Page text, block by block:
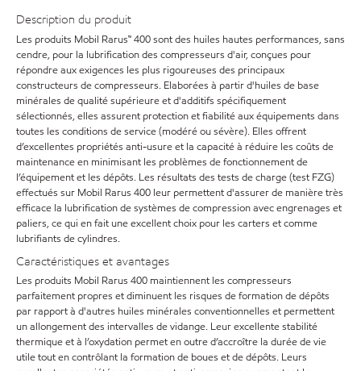
Description du produit
Les produits Mobil Rarus™ 400 sont des huiles hautes performances, sans
cendre, pour la lubrification des compresseurs d'air, conçues pour
répondre aux exigences les plus rigoureuses des principaux
constructeurs de compresseurs. Elaborées à partir d'huiles de base
minérales de qualité supérieure et d'additifs spécifiquement
sélectionnés, elles assurent protection et fiabilité aux équipements dans
toutes les conditions de service (modéré ou sévère). Elles offrent
d’excellentes propriétés anti-usure et la capacité à réduire les coûts de
maintenance en minimisant les problèmes de fonctionnement de
l’équipement et les dépôts. Les résultats des tests de charge (test FZG)
effectués sur Mobil Rarus 400 leur permettent d'assurer de manière très
efficace la lubrification de systèmes de compression avec engrenages et
paliers, ce qui en fait une excellent choix pour les carters et comme
lubrifiants de cylindres.
Caractéristiques et avantages
Les produits Mobil Rarus 400 maintiennent les compresseurs
parfaitement propres et diminuent les risques de formation de dépôts
par rapport à d'autres huiles minérales conventionnelles et permettent
un allongement des intervalles de vidange. Leur excellente stabilité
thermique et à l’oxydation permet en outre d’accroître la durée de vie
utile tout en contrôlant la formation de boues et de dépôts. Leurs